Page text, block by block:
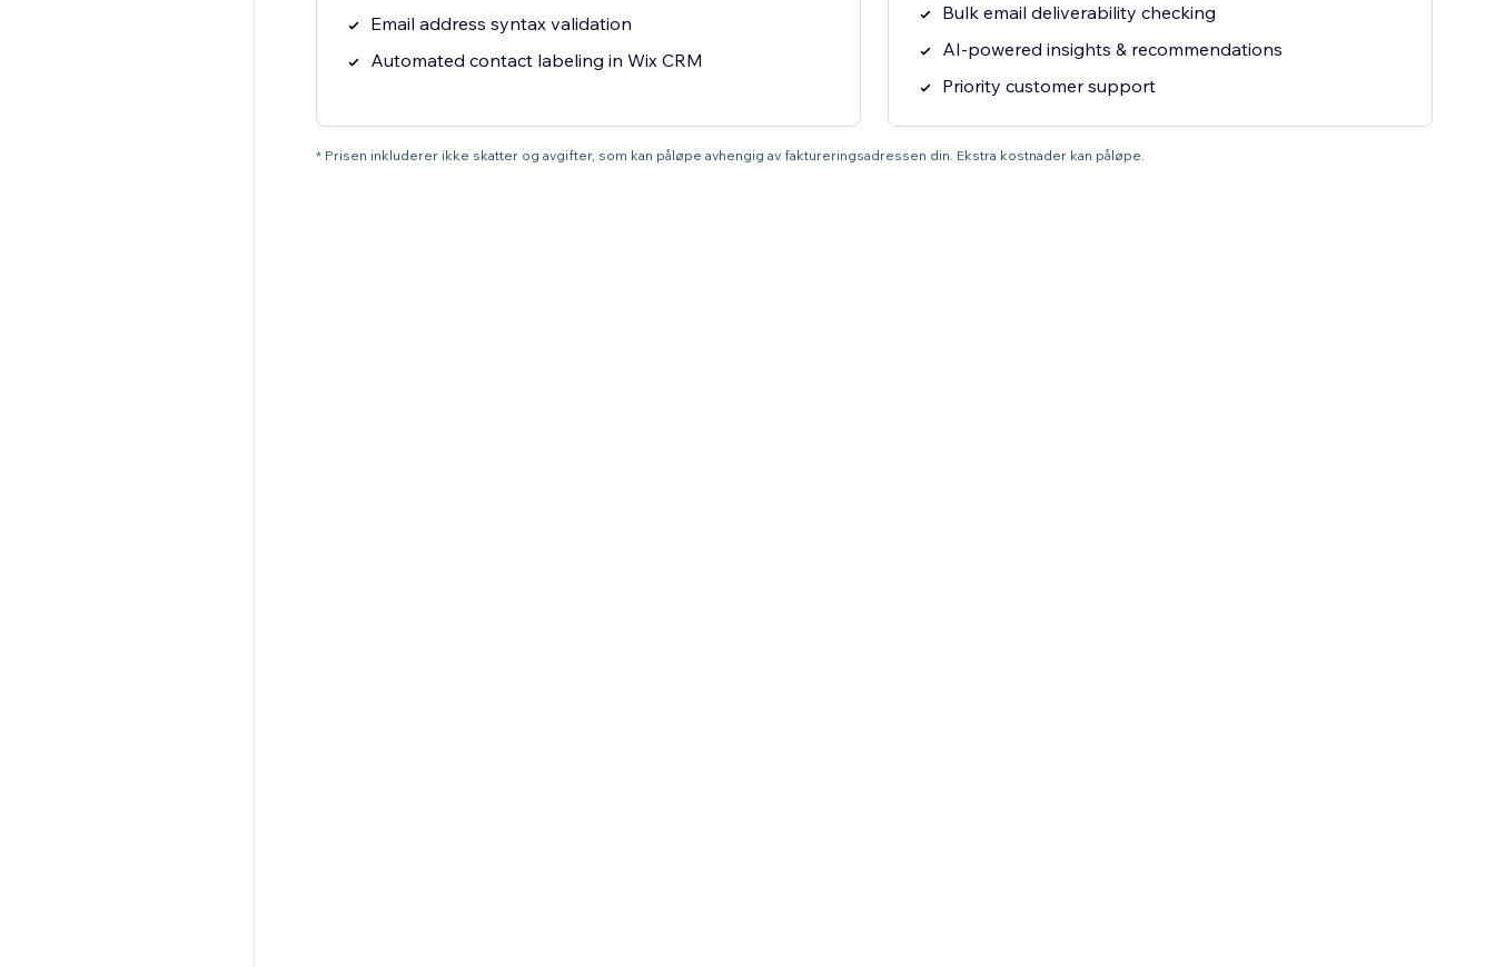
Email address syntax validation
Automated contact labeling in Wix CRM
Bulk email deliverability checking
AI-powered insights & recommendations
Priority customer support
* Prisen inkluderer ikke skatter og avgifter, som kan påløpe avhengig av faktureringsadressen din. Ekstra kostnader kan påløpe.